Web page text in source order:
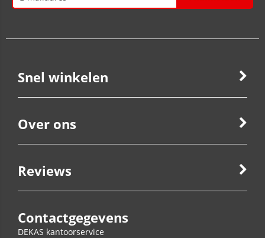
Snel winkelen
Over ons
Reviews
Contactgegevens
DEKAS kantoorservice